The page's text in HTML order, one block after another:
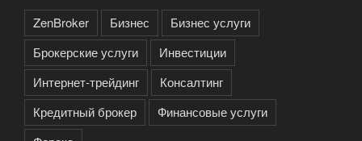
ZenBroker Бизнес
Бизнес услуги
Брокерские услуги
Инвестиции
Интернет-трейдинг
Консалтинг
Кредитный брокер
Финансовые услуги